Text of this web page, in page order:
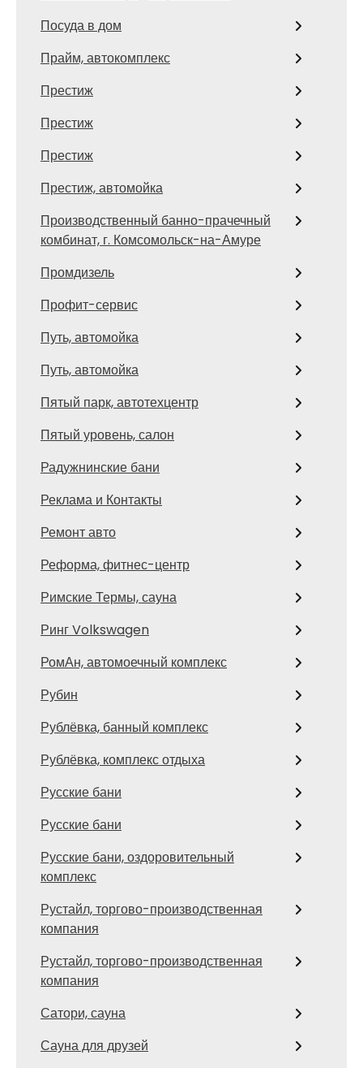
Посуда в дом
Прайм, автокомплекс
Престиж
Престиж
Престиж
Престиж, автомойка
Производственный банно-прачечный
комбинат, г. Комсомольск-на-Амуре
Промдизель
Профит-сервис
Путь, автомойка
Путь, автомойка
Пятый парк, автотехцентр
Пятый уровень, салон
Радужнинские бани
Реклама и Контакты
Ремонт авто
Реформа, фитнес-центр
Римские Термы, сауна
Ринг Volkswagen
РомАн, автомоечный комплекс
Рубин
Рублёвка, банный комплекс
Рублёвка, комплекс отдыха
Русские бани
Русские бани
Русские бани, оздоровительный
комплекс
Рустайл, торгово-производственная
компания
Рустайл, торгово-производственная
компания
Сатори, сауна
Сауна для друзей